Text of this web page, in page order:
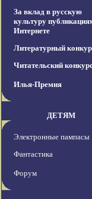
За вклад в русскую
культуру
Интернете
Литературный
Читательский
Илья-Премия
ДЕТЯМ
Электронные пампасы
Фантастика
Форум